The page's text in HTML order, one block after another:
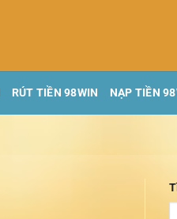
RÚT TIỀN 98WIN NẠP TIỀN